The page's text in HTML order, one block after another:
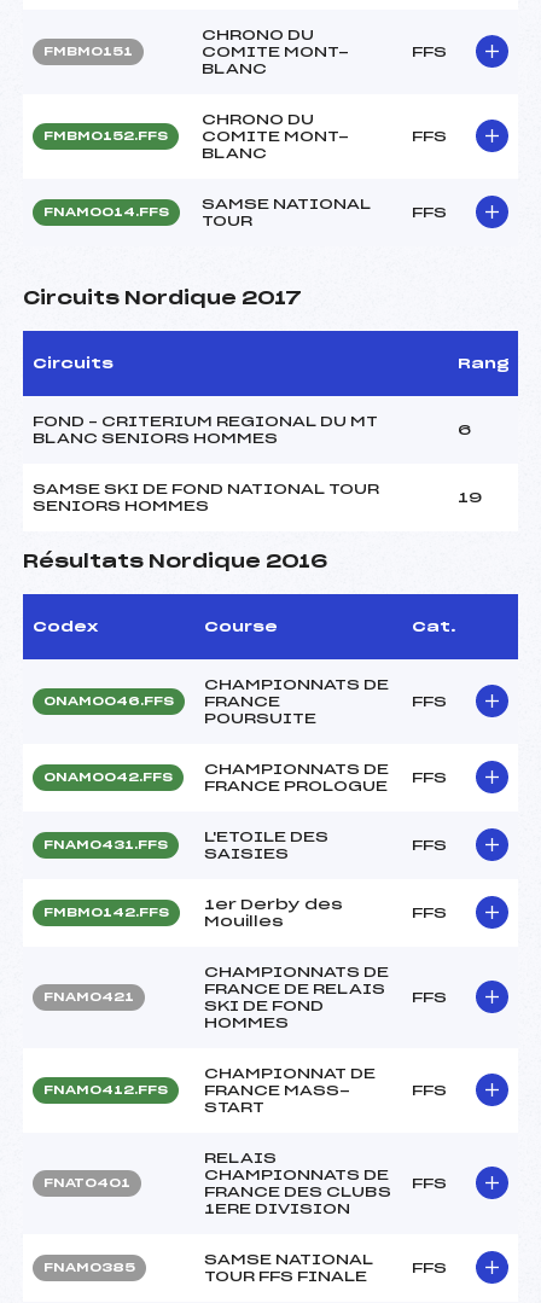
FMBM0151
CHRONO DU
COMITE MONT-
BLANC
FFS
FMBM0152.FFS
CHRONO DU
COMITE MONT-
BLANC
FFS
FNAM0014.FFS
SAMSE NATIONAL
TOUR
FFS
Circuits Nordique 2017
Circuits Rang
FOND – CRITERIUM REGIONAL DU MT
BLANC SENIORS HOMMES
6
SAMSE SKI DE FOND NATIONAL TOUR
SENIORS HOMMES
19
Résultats Nordique 2016
Codex Course Cat.
ONAM0046.FFS
CHAMPIONNATS DE
FRANCE
POURSUITE
FFS
ONAM0042.FFS
CHAMPIONNATS DE
FRANCE PROLOGUE
FFS
FNAM0431.FFS
L'ETOILE DES
SAISIES
FFS
FMBM0142.FFS
1er Derby des
Mouilles
FFS
FNAM0421
CHAMPIONNATS DE
FRANCE DE RELAIS
SKI DE FOND
HOMMES
FFS
FNAM0412.FFS
CHAMPIONNAT DE
FRANCE MASS-
START
FFS
FNAT0401
RELAIS
CHAMPIONNATS DE
FRANCE DES CLUBS
1ERE DIVISION
FFS
FNAM0385
SAMSE NATIONAL
TOUR FFS FINALE
FFS